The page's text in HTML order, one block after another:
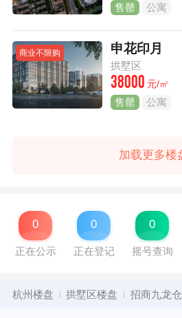
售罄 公寓
商业不限购 申花印月
拱墅区
38000 元/㎡
售罄 公寓
加载更多楼
0
正在公示
0
正在登记
0
摇号查询
杭州楼盘 拱墅区楼盘 招商九龙